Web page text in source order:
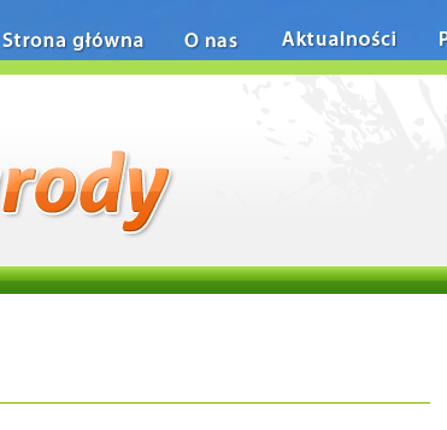
Strona główna O nas Aktualności